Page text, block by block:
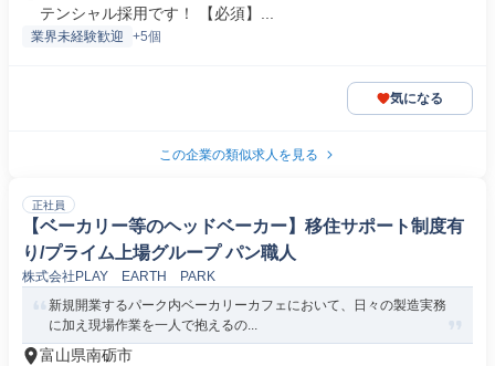
テンシャル採用です！ 【必須】...
業界未経験歓迎 +5個
気になる
この企業の類似求人を見る
正社員
【ベーカリー等のヘッドベーカー】移住サポート制度有
り/プライム上場グループ パン職人
株式会社PLAY EARTH PARK
新規開業するパーク内ベーカリーカフェにおいて、日々の製造実務
に加え現場作業を一人で抱えるの...
富山県南砺市